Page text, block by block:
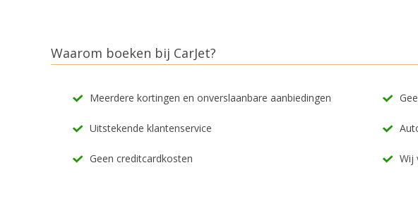
Waarom boeken bij CarJet?
Meerdere kortingen en onverslaanbare aanbiedingen
Uitstekende klantenservice
Geen creditcardkosten Wij